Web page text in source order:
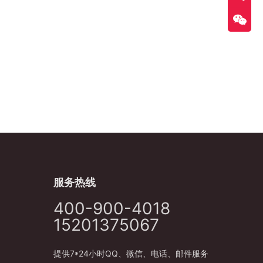
服务热线
400-900-4018
15201375067
提供7*24小时QQ、微信、电话、邮件服务